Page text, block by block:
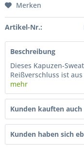
Merken
Artikel-Nr.:
Beschreibung
Dieses Kapuzen-
Reißverschluss ist
mehr
Kunden kauften auch
Kunden haben sich